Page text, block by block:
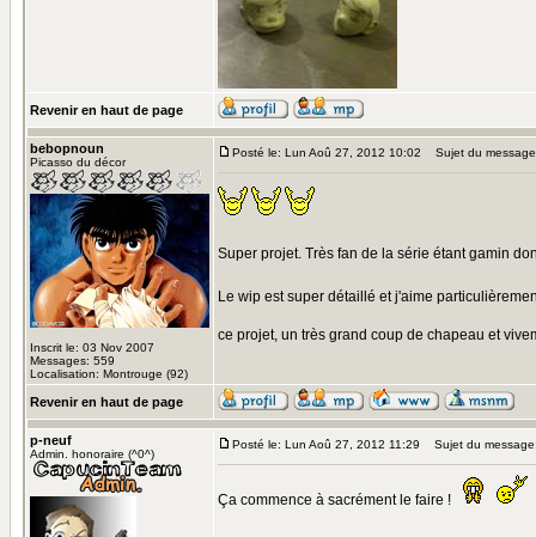
Revenir en haut de page
bebopnoun
Picasso du décor
Inscrit le: 03 Nov 2007
Messages: 559
Localisation: Montrouge (92)
Posté le: Lun Aoû 27, 2012 10:02 Sujet du
Super projet. Très fan de la série étant gamin
Le wip est super détaillé et j'aime
ce projet, un très grand coup de chapeau et
Revenir en haut de page
p-neuf
Admin. honoraire (^0^)
Posté le: Lun Aoû 27, 2012 11:29 Sujet du
Ça commence à sacrément le faire !